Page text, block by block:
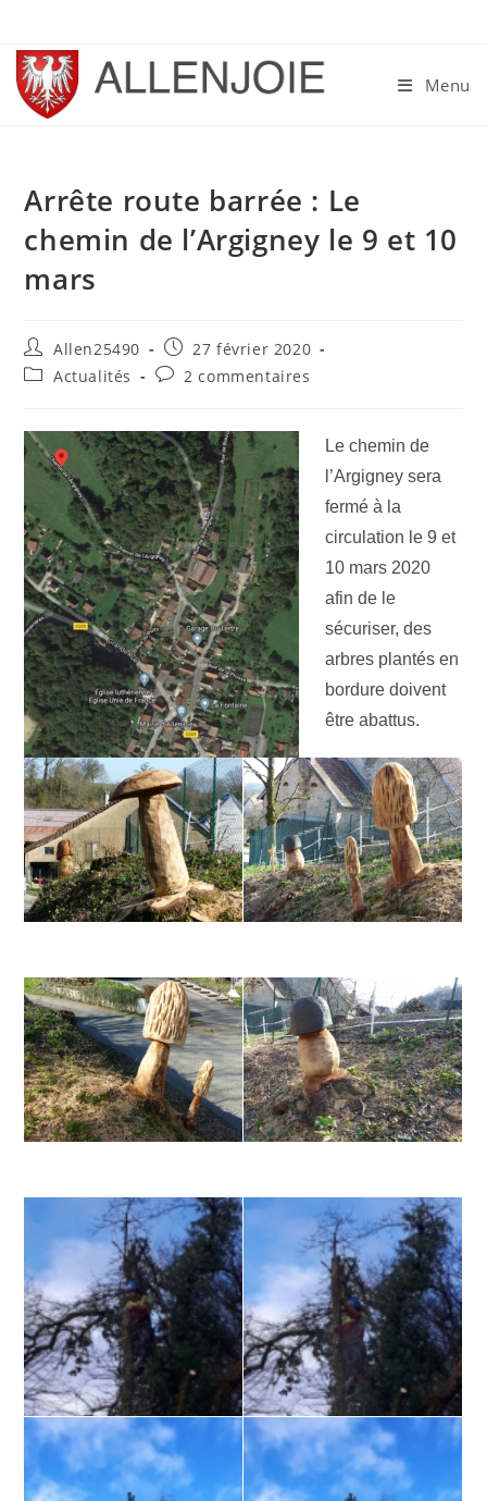
content
Menu
Arrête route barrée : Le
chemin de l’Argigney le 9 et 10
mars
Auteur/autrice
de
la
Allen25490
Publication
publiée :
27 février 2020
PostActualités
Commentaires
publication :
2 commentaires
Le chemin de
l’Argigney sera
fermé à la
circulation le 9 et
10 mars 2020
afin de le
sécuriser, des
arbres plantés en
bordure doivent
être abattus.